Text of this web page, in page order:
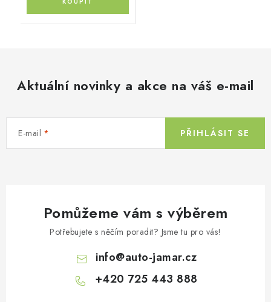
Aktuální novinky a akce na váš e-mail
E-mail PŘIHLÁSIT SE
Pomůžeme vám s výběrem
Potřebujete s něčím poradit? Jsme tu pro vás!
info@auto-jamar.cz
+420 725 443 888